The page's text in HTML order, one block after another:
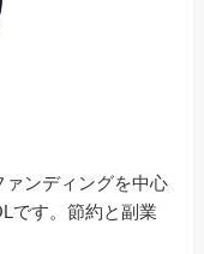
ンディングを中心
です。節約と副業